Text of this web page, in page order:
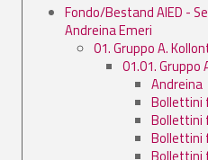
Fondo/Bestand AIED -
Andreina Emeri
01. Gruppo A.
01.01. Gruppo
Andreina
Bollettini
Bollettini
Bollettini
Bollettini